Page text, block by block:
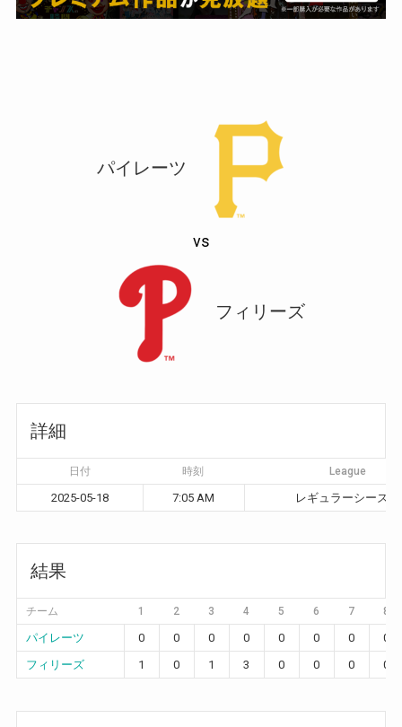
パイレーツ
vs
フィリーズ
詳細
日付 時刻 League
2025-05-18 7:05 AM レギュラーシーズン
結果
チーム 1 2 3 4 5 6 7 8
パイレーツ 0 0 0 0 0 0 0
0
フィリーズ
1 0 1 3 0 0 0 0